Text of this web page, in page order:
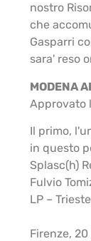
nostro
che
Gasparri
sara' reso
MODENA
Approvato
Il primo,
in questo
Splasc(h)
Fulvio
LP –
Firenze,